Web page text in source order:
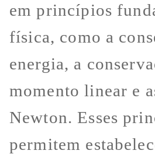
em princípios
física, como a
energia, a
momento linear e
Newton. Esses
permitem